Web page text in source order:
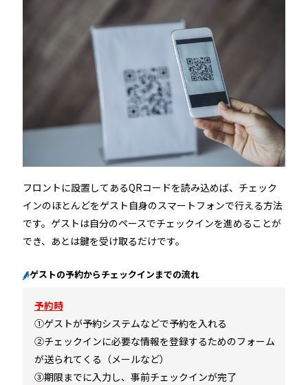
フロントに設置してあるQRコードを読み込めば、チェック
インのほとんどをゲスト自身のスマートフォンで行える方法
です。ゲストは自分のペースでチェックインを進めることが
でき、あとは鍵を受け取るだけです。
ゲストの予約からチェックインまでの流れ
予約時
①ゲストが予約システムなどで予約を入れる
②チェックインに必要な情報を登録するためのフォーム
が送られてくる（メールなど）
③期限までに入力し、事前チェックインが完了